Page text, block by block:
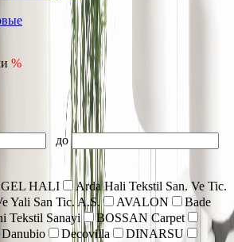
%
до
HALI
Arda Hali Tekstil San. Ve Tic.
Yali San Tic. A.S. AVALON
Bade
Tekstil Sanayi
BOSSAN Carpet
Danubio Decovilla
DINARSU